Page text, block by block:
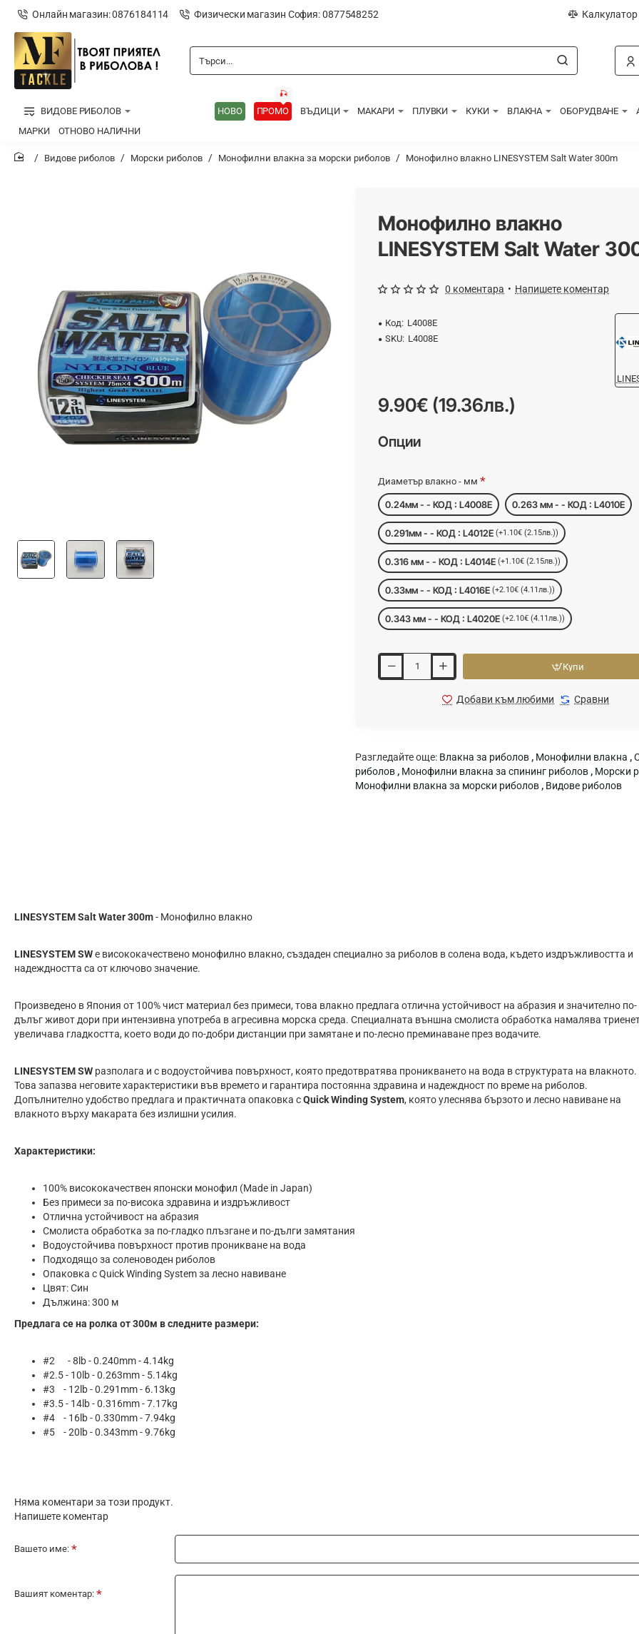
Онлайн магазин: 0876184114 Физически магазин София: 0877548252
Търси...
ВИДОВЕ РИБОЛОВ НОВО ПРОМО
🎣
ВЪДИЦИ МАКАРИ ПЛУВКИ КУКИ ВЛАКНА ОБОРУДВАНЕ
МАРКИ
ОТНОВО НАЛИЧНИ
Видове риболов Морски риболов Монофилни влакна за морски риболов Монофилно влакно LINESYSTEM Salt Water 300m
Монофилно влакно
LINESYSTEM Salt Water
Код: L4008E
SKU: L4008E
0 коментара • Напишете коментар
9.90€ (19.36лв.)
Опции
Диаметър влакно - мм
0.24мм - - КОД : L4008E 0.263 мм - - КОД : L4010E
0.291мм - - КОД : L4012E (+1.10€ (2.15лв.))
0.316 мм - - КОД : L4014E (+1.10€ (2.15лв.))
0.33мм - - КОД : L4016E (+2.10€ (4.11лв.))
0.343 мм - - КОД : L4020E (+2.10€ (4.11лв.))
Купи
Добави към любими Сравни
Разгледайте още: Влакна за риболов , Монофилни влакна ,
риболов , Монофилни влакна за спининг риболов , Морски
Монофилни влакна за морски риболов , Видове риболов
LINESYSTEM Salt Water 300m- Монофилно влакно
LINESYSTEM SWе висококачествено монофилно влакно, създаден специално за риболов в солена вода, където издръжливостта и
надеждността са от ключово значение.
Произведено в Япония от 100% чист материал без примеси, това влакно предлага отлична устойчивост на абразия и значително по-
дълъг живот дори при интензивна употреба в агресивна морска среда. Специалната външна смолиста обработка намалява
увеличава гладкостта, което води до по-добри дистанции при замятане и по-лесно преминаване през водачите.
LINESYSTEM SW разполага и с водоустойчива повърхност, която предотвратява проникването на вода в структурата на влакното.
Това запазва неговите характеристики във времето и гарантира постоянна здравина и надеждност по време на риболов.
Допълнително удобство предлага и практичната опаковка сQuick Winding System, която улеснява бързото и лесно навиване на
влакното върху макарата без излишни усилия.
Характеристики:
100% висококачествен японски монофил (Made in Japan)
Без примеси за по-висока здравина и издръжливост
Отлична устойчивост на абразия
Смолиста обработка за по-гладко плъзгане и по-дълги замятания
Водоустойчива повърхност против проникване на вода
Подходящо за соленоводен риболов
Опаковка с Quick Winding System за лесно навиване
Цвят: Син
Дължина: 300 м
Предлага се на ролка от 300м в следните размери:
#2 - 8lb - 0.240mm - 4.14kg
#2.5 - 10lb - 0.263mm - 5.14kg
#3 - 12lb - 0.291mm - 6.13kg
#3.5 - 14lb - 0.316mm - 7.17kg
#4 - 16lb - 0.330mm - 7.94kg
#5 - 20lb - 0.343mm - 9.76kg
Няма коментари за този продукт.
Напишете коментар
Вашето име:
Вашият коментар: